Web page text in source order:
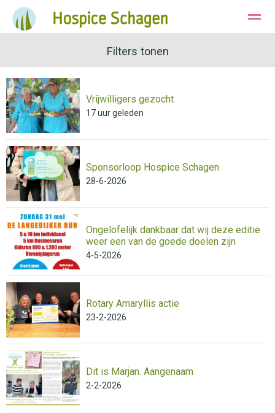
Huisvesting Wie zijn wij
Bellen Instagram E-mail
Filters tonen
Vrijwilligers gezocht
17 uur geleden
Sponsorloop Hospice Schagen
28-6-2026
Ongelofelijk dankbaar dat wij deze editie
weer een van de goede doelen zijn
4-5-2026
Rotary Amaryllis actie
23-2-2026
Dit is Marjan. Aangenaam
2-2-2026